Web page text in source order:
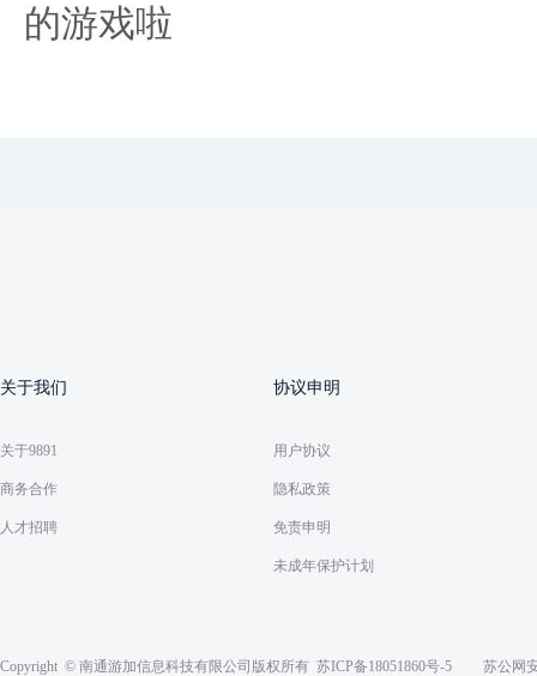
的游戏啦
关于我们
关于9891
商务合作
人才招聘
协议申明
用户协议
隐私政策
免责申明
未成年保护计划
Copyright © 南通游加信息科技有限公司版权所有 苏ICP备18051860号-5 苏公网